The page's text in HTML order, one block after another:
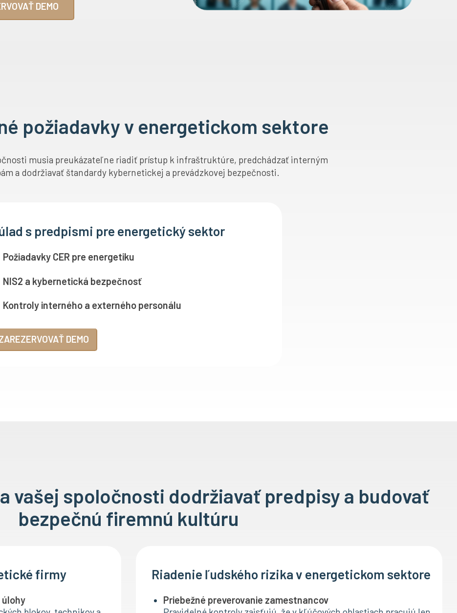
DEMO
požiadavky v energetickom sektore
musia preukázateľne riadiť prístup k infraštruktúre, predchádzať interným
a dodržiavať štandardy kybernetickej a prevádzkovej bezpečnosti.
s predpismi pre energetický sektor
Požiadavky CER pre energetiku
NIS2 a kybernetická bezpečnosť
Kontroly interného a externého personálu
DEMO
vašej spoločnosti dodržiavať predpisy a budovať
bezpečnú firemnú kultúru
firmy
úlohy
Riadenie ľudského rizika v energetickom sektore
Priebežné preverovanie zamestnancov